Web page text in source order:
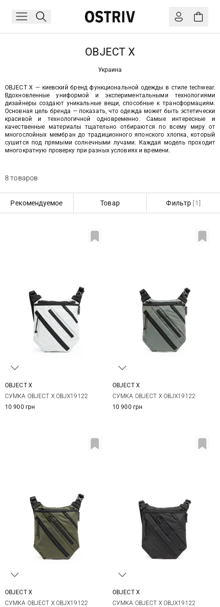
OBJECT X
Украина
OBJECT X — киевский бренд функциональной одежды в стиле techwear.
Вдохновленные униформой и экспериментальными технологиями
дизайнеры создают уникальные вещи, способные к трансформациям.
Основная цель бренда — показать, что одежда может быть эстетически
красивой и технологичной одновременно. Самые интересные и
качественные материалы тщательно отбираются по всему миру от
многослойных мембран до традиционного японского хлопка, который
сушится под прямыми солнечными лучами. Каждая модель проходит
многократную проверку при разных условиях и времени.
8 товаров
Рекомендуемое Товар Фильтр [1]
OBJECT X
СУМКА OBJECT X OBJX19122
10 900 грн
OBJECT X
СУМКА OBJECT X OBJX19122
10 900 грн
OBJECT X
СУМКА OBJECT X OBJX19122
OBJECT X
СУМКА OBJECT X OBJX19122